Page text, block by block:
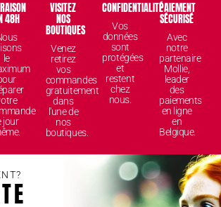
48H
le
jour
VISITEZ
NOS
BOUTIQUES
Venez
retirez
vos
commandes
gratuitement
dans
l'une de
nos
boutiques.
CONFIDENTIALITÉ
Vos
données
sont
protégées
et
restent
chez
nous.
PAIEMENT
SÉCURISÉ
Avec
notre
partenaire
Mollie,
leader
des
paiements
en ligne
en
Belgique.